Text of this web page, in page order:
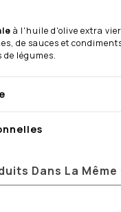
à l'huile d'olive extra
de sauces et
de légumes.
Dans La